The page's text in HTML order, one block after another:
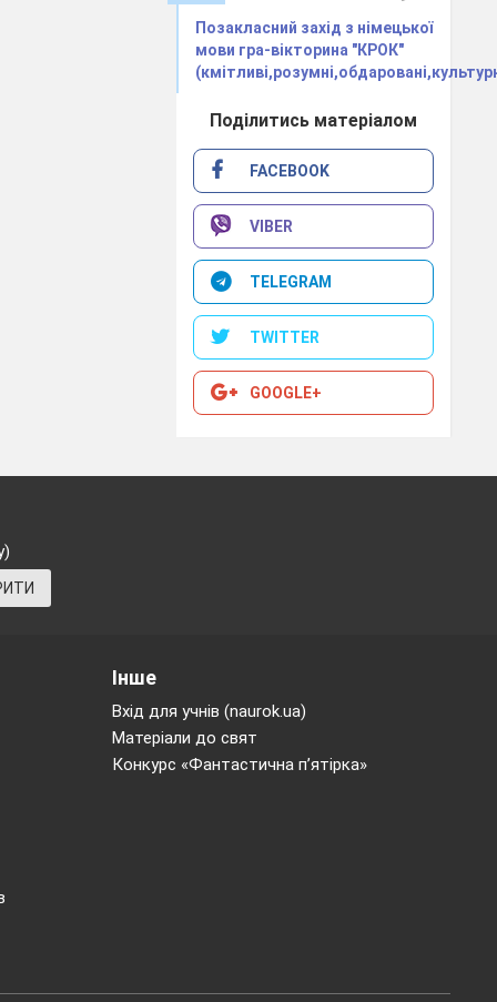
Позакласний захід з німецької
мови гра-вікторина "КРОК"
Поділитись матеріалом
FACEBOOK
VIBER
TELEGRAM
TWITTER
GOOGLE+
Інше
Вхід для учнів (naurok.ua)
Матеріали до свят
Конкурс «Фантастична п’ятірка»